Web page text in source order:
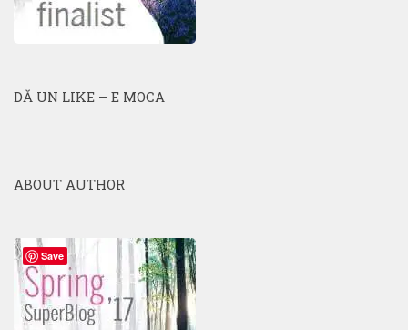
DĂ UN LIKE – E MOCA
ABOUT AUTHOR
Save